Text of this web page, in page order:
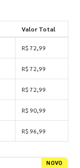
Valor Total
R$ 72,99
R$ 72,99
R$ 72,99
R$ 90,99
R$ 96,99
NOVO